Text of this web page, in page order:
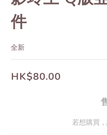
件
全新
HK$80.00
若想購買，